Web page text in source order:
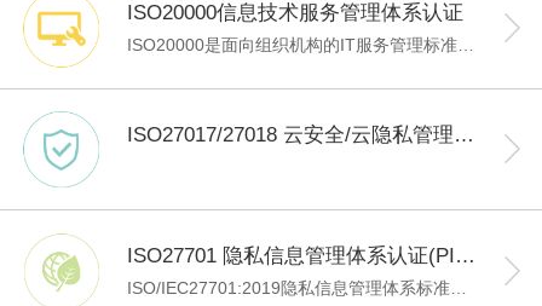
ISO20000信息技术服务管理体系认证
ISO20000是面向组织机构的IT服务管理标准，目的是提供建立、实施、运作、监控、评审、维护和改进IT服务管理体系（ITSMS）的模型，致力于通过“IT服务标准化”来管理IT问题，即将IT问题归类，识别问题的内在联系，然后依据服务级别协议进行计划、推行和监控，并强调与客户的沟通。建立IT服务管理体系（ITSMS）已成为各组织，特别是金融机构、电信、高科技产业等管理运营风险不可缺少的重要机制。企业在实施ISO20000IT服务管理体系认证后，在各个流程中，各个工作岗位上都建立了一个自我完善的循环，工作的策划、执行、检查以及持续的发现问题改善问题的体系，使每个员工都具备问题意识、自觉发现自我工作当中的问题，并通过系统的方法，将问题一个一个地解决，从流程、人员和技术三个方面提升IT的效率和效用。
ISO27017/27018 云安全/云隐私管理体系认证
ISO27701 隐私信息管理体系认证(PIMS)
ISO/IEC27701:2019隐私信息管理体系标准，从组织治理、法律合规、流程规范、信息技术、监督等多个维度，为私营企业、政府机构和非盈利组织等社会机构，提供了一套完整的个人数据处理方法和隐私信息管理的框架，也是目前国际上最权威、最严格、最为广泛接受和应用的隐私信息管理体系。